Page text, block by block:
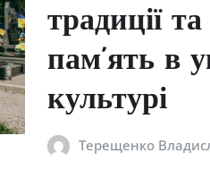
традиції
пам’ять в
культурі
Терещенко